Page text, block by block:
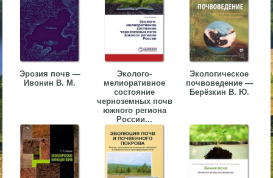
Эрозия почв —
Ивонин В. М.
Эколого-
мелиоративное
состояние
черноземных почв
южного региона
России...
Экологическое
почвоведение —
Берёзкин В. Ю.
▼